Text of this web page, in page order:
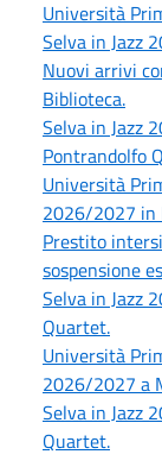
Università
Selva in Jazz
Nuovi arrivi
Biblioteca.
Selva in Jazz
Pontrandolfo
Università
2026/2027 in
Prestito
sospensione
Selva in Jazz
Quartet.
Università
2026/2027 a
Selva in Jazz
Quartet.